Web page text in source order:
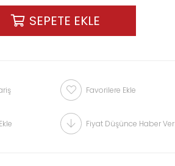
Favorilere Ekle
Fiyat Düşünce Haber Ver